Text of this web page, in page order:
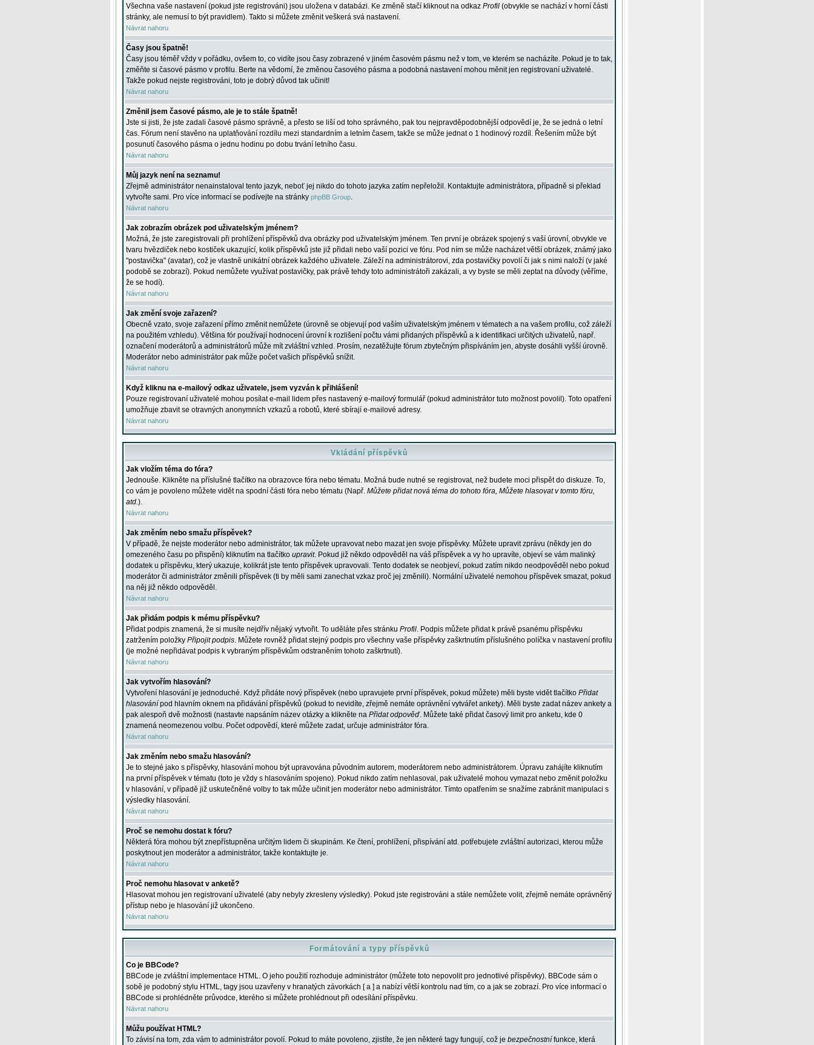
Všechna vaše nastavení (pokud jste registrováni) jsou uložena v databázi. Ke změně stačí kliknout na odkaz Profil (obvykle se nachází v horní části
stránky, ale nemusí to být pravidlem). Takto si můžete změnit veškerá svá nastavení.
Návrat nahoru
Časy jsou špatně!
Časy jsou téměř vždy v pořádku, ovšem to, co vidíte jsou časy zobrazené v jiném časovém pásmu než v tom, ve kterém se nacházíte. Pokud je to tak,
změňte si časové pásmo v profilu. Berte na vědomí, že změnou časového pásma a podobná nastavení mohou měnit jen registrovaní uživatelé.
Takže pokud nejste registrováni, toto je dobrý důvod tak učinit!
Návrat nahoru
Změnil jsem časové pásmo, ale je to stále špatně!
Jste si jisti, že jste zadali časové pásmo správně, a přesto se liší od toho správného, pak tou nejpravděpodobnější odpovědí je, že se jedná o letní
čas. Fórum není stavěno na uplatňování rozdílu mezi standardním a letním časem, takže se může jednat o 1 hodinový rozdíl. Řešením může být
posunutí časového pásma o jednu hodinu po dobu trvání letního času.
Návrat nahoru
Můj jazyk není na seznamu!
Zřejmě administrátor nenainstaloval tento jazyk, neboť jej nikdo do tohoto jazyka zatím nepřeložil. Kontaktujte administrátora, případně si překlad
vytvořte sami. Pro více informací se podívejte na stránky phpBB Group.
Návrat nahoru
Jak zobrazím obrázek pod uživatelským jménem?
Možná, že jste zaregistrovali při prohlížení příspěvků dva obrázky pod uživatelským jménem. Ten první je obrázek spojený s vaší úrovní, obvykle ve
tvaru hvězdiček nebo kostiček ukazující, kolik příspěvků jste již přidali nebo vaší pozici ve fóru. Pod ním se může nacházet větší obrázek, známý jako
"postavička" (avatar), což je vlastně unikátní obrázek každého uživatele. Záleží na administrátorovi, zda postavičky povolí či jak s nimi naloží (v jaké
podobě se zobrazí). Pokud nemůžete využívat postavičky, pak právě tehdy toto administrátoři zakázali, a vy byste se měli zeptat na důvody (věříme,
že se hodí).
Návrat nahoru
Jak změní svoje zařazení?
Obecně vzato, svoje zařazení přímo změnit nemůžete (úrovně se objevují pod vaším uživatelským jménem v tématech a na vašem profilu, což záleží
na použitém vzhledu). Většina fór používají hodnocení úrovní k rozlišení počtu vámi přidaných příspěvků a k identifikaci určitých uživatelů, např.
označení moderátorů a administrátorů může mít zvláštní vzhled. Prosím, nezatěžujte fórum zbytečným přispíváním jen, abyste dosáhli vyšší úrovně.
Moderátor nebo administrátor pak může počet vašich příspěvků snížit.
Návrat nahoru
Když kliknu na e-mailový odkaz uživatele, jsem vyzván k přihlášení!
Pouze registrovaní uživatelé mohou posílat e-mail lidem přes nastavený e-mailový formulář (pokud administrátor tuto možnost povolil). Toto opatření
umožňuje zbavit se otravných anonymních vzkazů a robotů, které sbírají e-mailové adresy.
Návrat nahoru
Vkládání příspěvků
Jak vložím téma do fóra?
Jednouše. Klikněte na příslušné tlačítko na obrazovce fóra nebo tématu. Možná bude nutné se registrovat, než budete moci přispět do diskuze. To,
co vám je povoleno můžete vidět na spodní části fóra nebo tématu (Např. Můžete přidat nová téma do tohoto fóra, Můžete hlasovat v tomto fóru,
atd.).
Návrat nahoru
Jak změním nebo smažu příspěvek?
V případě, že nejste moderátor nebo administrátor, tak můžete upravovat nebo mazat jen svoje příspěvky. Můžete upravit zprávu (někdy jen do
omezeného času po přispění) kliknutím na tlačítko upravit. Pokud již někdo odpověděl na váš příspěvek a vy ho upravíte, objeví se vám malinký
dodatek u příspěvku, který ukazuje, kolikrát jste tento příspěvek upravovali. Tento dodatek se neobjeví, pokud zatím nikdo neodpověděl nebo pokud
moderátor či administrátor změnili příspěvek (ti by měli sami zanechat vzkaz proč jej změnili). Normální uživatelé nemohou příspěvek smazat, pokud
na něj již někdo odpověděl.
Návrat nahoru
Jak přidám podpis k mému příspěvku?
Přidat podpis znamená, že si musíte nejdřív nějaký vytvořit. To uděláte přes stránku Profil. Podpis můžete přidat k právě psanému příspěvku
zatržením položky Připojit podpis. Můžete rovněž přidat stejný podpis pro všechny vaše příspěvky zaškrtnutím příslušného políčka v nastavení profilu
(je možné nepřidávat podpis k vybraným příspěvkům odstraněním tohoto zaškrtnutí).
Návrat nahoru
Jak vytvořím hlasování?
Vytvoření hlasování je jednoduché. Když přidáte nový příspěvek (nebo upravujete první příspěvek, pokud můžete) měli byste vidět tlačítko Přidat
hlasování pod hlavním oknem na přidávání příspěvků (pokud to nevidíte, zřejmě nemáte oprávnění vytvářet ankety). Měli byste zadat název ankety a
pak alespoň dvě možnosti (nastavte napsáním název otázky a klikněte na Přidat odpověď. Můžete také přidat časový limit pro anketu, kde 0
znamená neomezenou volbu. Počet odpovědí, které můžete zadat, určuje administrátor fóra.
Návrat nahoru
Jak změním nebo smažu hlasování?
Je to stejné jako s příspěvky, hlasování mohou být upravována původním autorem, moderátorem nebo administrátorem. Úpravu zahájíte kliknutím
na první příspěvek v tématu (toto je vždy s hlasováním spojeno). Pokud nikdo zatím nehlasoval, pak uživatelé mohou vymazat nebo změnit položku
v hlasování, v případě již uskutečněné volby to tak může učinit jen moderátor nebo administrátor. Tímto opatřením se snažíme zabránit manipulaci s
výsledky hlasování.
Návrat nahoru
Proč se nemohu dostat k fóru?
Některá fóra mohou být znepřístupněna určitým lidem či skupinám. Ke čtení, prohlížení, přispívání atd. potřebujete zvláštní autorizaci, kterou může
poskytnout jen moderátor a administrátor, takže kontaktujte je.
Návrat nahoru
Proč nemohu hlasovat v anketě?
Hlasovat mohou jen registrovaní uživatelé (aby nebyly zkresleny výsledky). Pokud jste registrováni a stále nemůžete volit, zřejmě nemáte oprávněný
přístup nebo je hlasování již ukončeno.
Návrat nahoru
Formátování a typy příspěvků
Co je BBCode?
BBCode je zvláštní implementace HTML. O jeho použití rozhoduje administrátor (můžete toto nepovolit pro jednotlivé příspěvky). BBCode sám o
sobě je podobný stylu HTML, tagy jsou uzavřeny v hranatých závorkách [ a ] a nabízí větší kontrolu nad tím, co a jak se zobrazí. Pro více informací o
BBCode si prohlédněte průvodce, kterého si můžete prohlédnout při odesílání příspěvku.
Návrat nahoru
Můžu používat HTML?
To závisí na tom, zda vám to administrátor povolí. Pokud to máte povoleno, zjistíte, že jen některé tagy fungují, což je bezpečnostní funkce, která